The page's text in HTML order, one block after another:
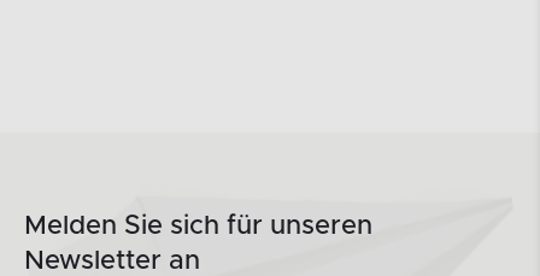
Melden Sie sich für unseren
Newsletter an